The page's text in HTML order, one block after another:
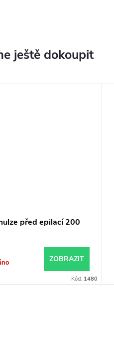
ještě dokoupit
před epilací 200
ZOBRAZIT
Kód: 1480